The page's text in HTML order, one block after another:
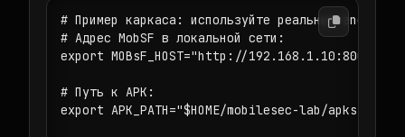
# Пример каркаса: используйте реальные
# Адрес MobSF в локальной сети:
export MOBsF_HOST="http://192.168.1.10:8000"
# Путь к APK:
export APK_PATH="$HOME/mobilesec-lab/apks/